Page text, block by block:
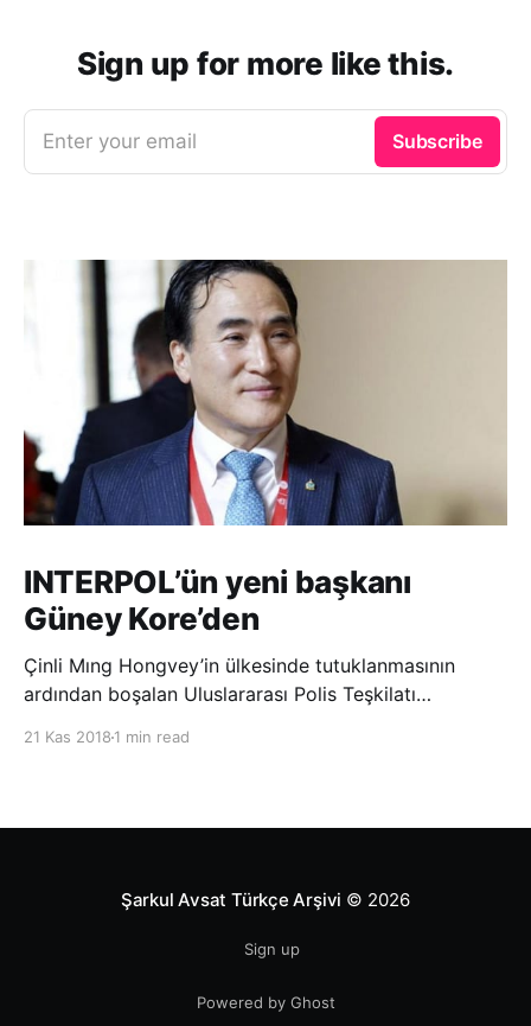
Sign up for more like this.
Enter your email Subscribe
INTERPOL’ün yeni başkanı
Güney Kore’den
Çinli Mıng Hongvey’in ülkesinde tutuklanmasının
ardından boşalan Uluslararası Polis Teşkilatı
21 Kas 2018 1 min read
Şarkul Avsat Türkçe Arşivi © 2026
Sign up
Powered by Ghost